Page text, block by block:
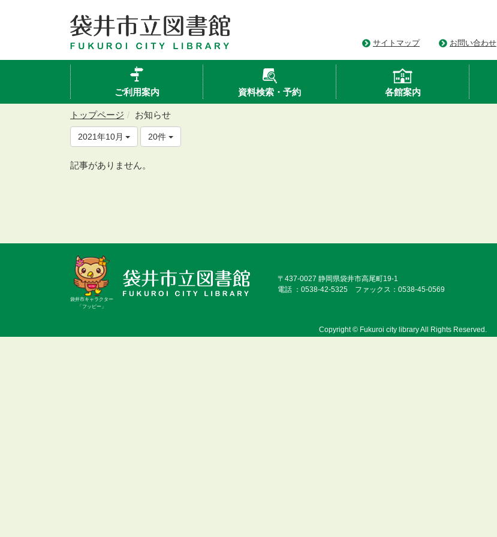
サイトマップ お問い合わせ
ご利用案内 資料検索・予約 各館案内
トップページ お知らせ
2021年10月 20件
記事がありません。
袋井市キャラクター
「フッピー」
〒437-0027 静岡県袋井市高尾町19-1
電話 ：0538-42-5325 ファックス：0538-45-0569
Copyright © Fukuroi city library All Rights Reserved.